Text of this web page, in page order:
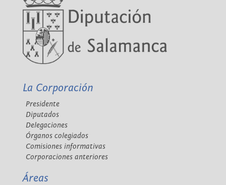
La Corporación
Presidente
Diputados
Delegaciones
Órganos colegiados
Comisiones informativas
Corporaciones anteriores
Áreas